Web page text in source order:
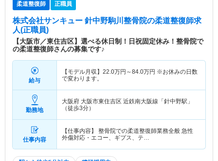
柔道整復師 正職員
株式会社サンキュー 針中野駒川整骨院の柔道整復師求
人(正職員)
【大阪市／東住吉区】選べる休日制！日祝固定休み！整骨院で
の柔道整復師さんの募集です♪
給与
【モデル月収】 22.0万円～84.0万円 ※お休みの日数
で変わります。
勤務地
大阪府 大阪市東住吉区 近鉄南大阪線「針中野駅」
（徒歩3分）
仕事内容
【仕事内容】 整骨院での柔道整復師業務全般 急性
外傷対応・エコー、ギプス、テ…